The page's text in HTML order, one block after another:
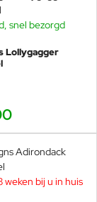
snel bezorgd
Lollygagger
weken bij u in huis